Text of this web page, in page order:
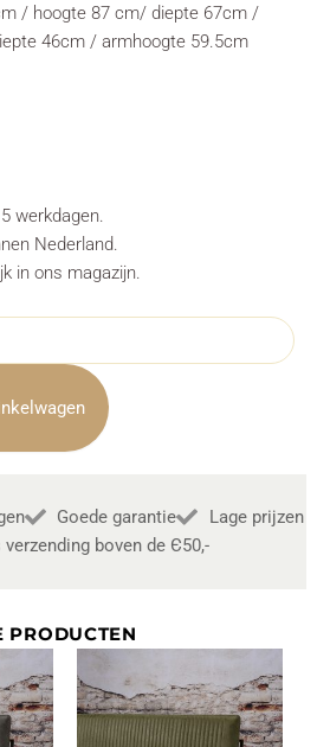
/ hoogte 87 cm/ diepte 67cm /
46cm / armhoogte 59.5cm
werkdagen.
Nederland.
in ons magazijn.
Goede garantie
Lage prijzen
verzending boven de Є50,-
PRODUCTEN